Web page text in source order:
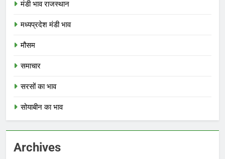
मंडी भाव राजस्थान
मध्यप्रदेश मंडी भाव
मौसम
समाचार
सरसों का भाव
सोयाबीन का भाव
Archives